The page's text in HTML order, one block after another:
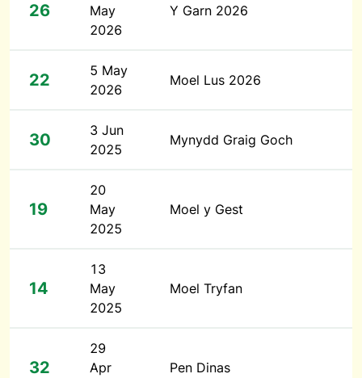
26
May
2026
Y Garn 2026
22
5 May
2026
Moel Lus 2026
30
3 Jun
2025
Mynydd Graig Goch
19
20
May
2025
Moel y Gest
14
13
May
2025
Moel Tryfan
32
29
Apr
Pen Dinas